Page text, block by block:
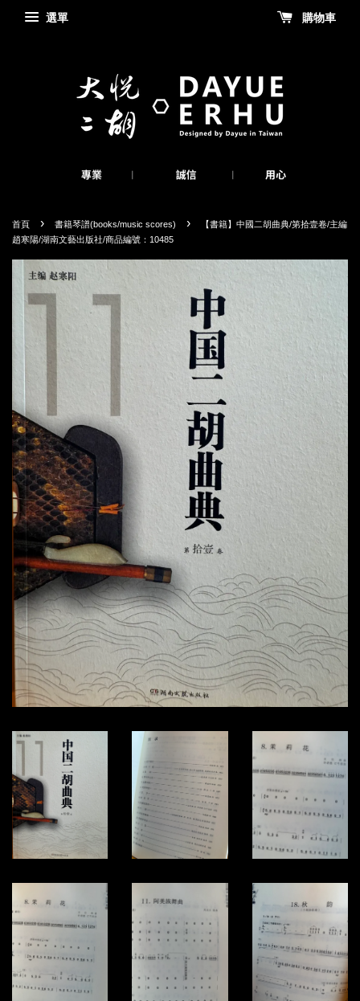
選單 購物車
首頁 › 書籍琴譜(books/music scores) ›
【書籍】中國二胡曲典/第拾壹卷/主編
趙寒陽/湖南文藝出版社/商品編號：10485